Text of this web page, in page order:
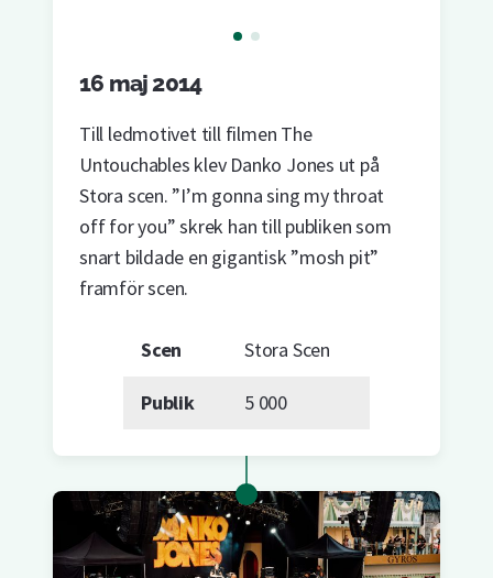
16 maj 2014
Till ledmotivet till filmen The
Untouchables klev Danko Jones ut på
Stora scen. ”I’m gonna sing my throat
off for you” skrek han till publiken som
snart bildade en gigantisk ”mosh pit”
framför scen.
Scen Stora Scen
Publik 5 000